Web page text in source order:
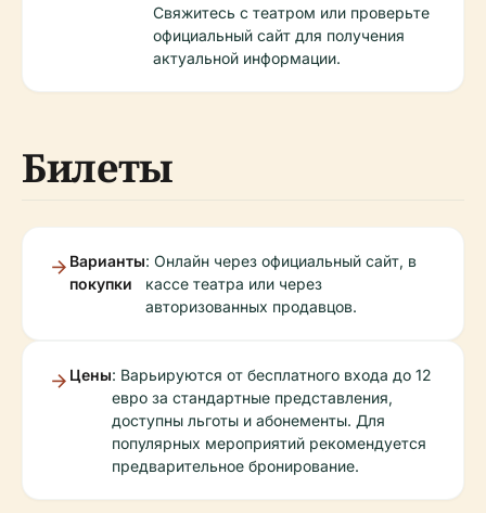
Свяжитесь с театром или проверьте
официальный сайт для получения
актуальной информации.
Билеты
Варианты
покупки
: Онлайн через официальный сайт, в
кассе театра или через
авторизованных продавцов.
Цены: Варьируются от бесплатного входа до 12
евро за стандартные представления,
доступны льготы и абонементы. Для
популярных мероприятий рекомендуется
предварительное бронирование.